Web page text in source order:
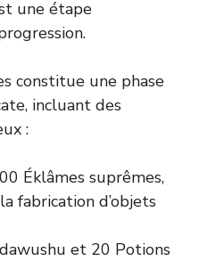
une étape
constitue une phase
incluant des
:
Éklâmes suprêmes,
fabrication d’objets
et 20 Potions